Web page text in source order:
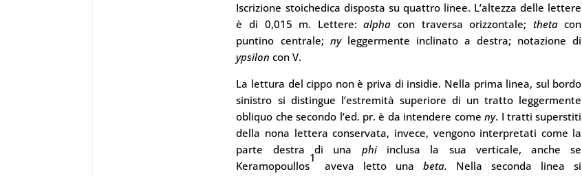
Iscrizione stoichedica disposta su quattro linee. L’altezza delle lettere
è di 0,015 m. Lettere:alpha con traversa orizzontale; thetacon
puntino centrale; nyleggermente inclinato a destra; notazione di
ypsilon con V.
La lettura del cippo non è priva di insidie. Nella prima linea, sul bordo
sinistro si distingue l’estremità superiore di un tratto leggermente
obliquo che secondo l’ed. pr. è da intendere come ny. I tratti superstiti
della nona lettera conservata, invece, vengono interpretati come la
parte destra di una phiinclusa la sua verticale, anche se
Keramopoullos
1
aveva letto unabeta. Nella seconda linea si